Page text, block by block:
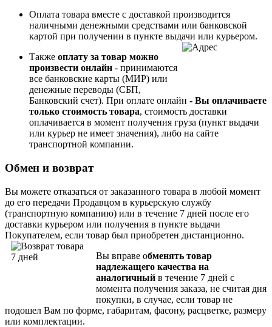
Оплата товара вместе с доставкой производится
наличными денежными средствами или банковской
картой при получении в пункте выдачи или курьером.
Также оплату за товар можно
произвести онлайн - принимаются
все банковские карты (МИР) или
денежные переводы (СБП,
Банковский счет). При оплате онлайн - Вы оплачиваете
только стоимость товара, стоимость доставки
оплачивается в момент получения груза (пункт выдачи
или курьер не имеет значения), либо на сайте
транспортной компании.
Обмен и возврат
Вы можете отказаться от заказанного товара в любой момент
до его передачи Продавцом в курьерскую службу
(транспортную компанию) или в течение 7 дней после его
доставки курьером или получения в пункте выдачи
Покупателем, если товар был приобретен дистанционно.
Вы вправе обменять товар
надлежащего качества на
аналогичный в течение 7 дней с
момента получения заказа, не считая дня
покупки, в случае, если товар не
подошел Вам по форме, габаритам, фасону, расцветке, размеру
или комплектации.